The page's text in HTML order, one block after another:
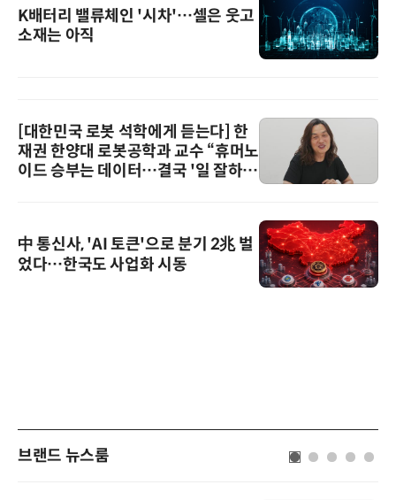
K배터리 밸류체인 '시차'…셀은 웃고
소재는 아직
[대한민국 로봇 석학에게 듣는다] 한
재권 한양대 로봇공학과 교수 “휴머노
이드 승부는 데이터…결국 '일 잘하는
中 통신사, 'AI 토큰'으로 분기 2兆 벌
었다…한국도 사업화 시동
브랜드 뉴스룸